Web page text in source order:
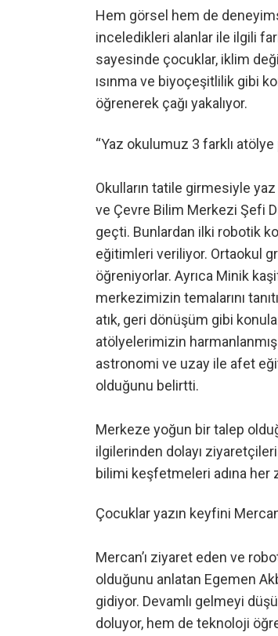
Hem görsel hem de
inceledikleri alanlar ile ilgili
sayesinde çocuklar, iklim
ısınma ve biyoçeşitlilik gibi
öğrenerek çağı yakalıyor.
“Yaz okulumuz 3 farklı
Okulların tatile girmesiyle yaz
ve Çevre Bilim Merkezi Şefi
geçti. Bunlardan ilki robotik
eğitimleri veriliyor. Ortaokul
öğreniyorlar. Ayrıca Minik
merkezimizin temalarını
atık, geri dönüşüm gibi
atölyelerimizin
astronomi ve uzay ile afet
olduğunu belirtti.
Merkeze yoğun bir talep
ilgilerinden dolayı
bilimi keşfetmeleri adına her
Çocuklar yazın keyfini
Mercan’ı ziyaret eden ve
olduğunu anlatan Egemen
gidiyor. Devamlı gelmeyi
doluyor, hem de teknoloji